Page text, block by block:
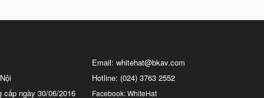
cấp ngày 30/06/2016
Email: whitehat@bkav.com
Hotline: (024) 3763 2552
Facebook: WhiteHat